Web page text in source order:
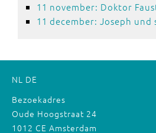
11 november: Doktor
11 december: Joseph und
NL DE
Bezoekadres
Oude Hoogstraat 24
1012 CE Amsterdam